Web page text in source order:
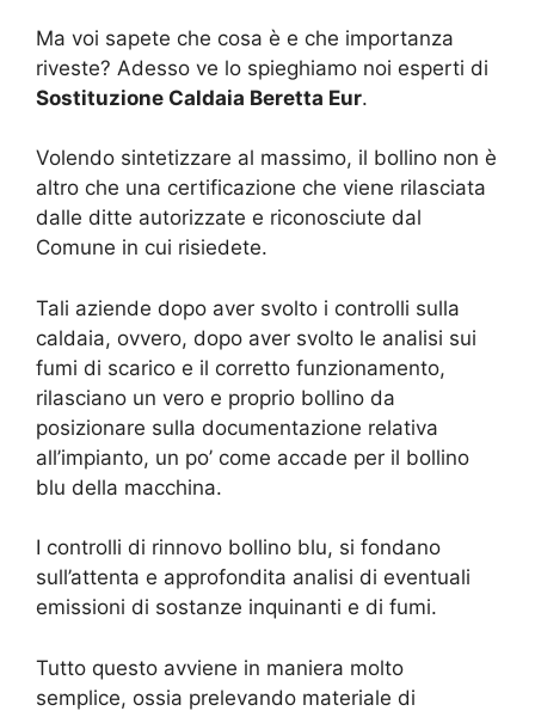
Ma voi sapete che cosa è e che importanza
riveste? Adesso ve lo spieghiamo noi esperti di
Sostituzione Caldaia Beretta Eur.
Volendo sintetizzare al massimo, il bollino non è
altro che una certificazione che viene rilasciata
dalle ditte autorizzate e riconosciute dal
Comune in cui risiedete.
Tali aziende dopo aver svolto i controlli sulla
caldaia, ovvero, dopo aver svolto le analisi sui
fumi di scarico e il corretto funzionamento,
rilasciano un vero e proprio bollino da
posizionare sulla documentazione relativa
all’impianto, un po’ come accade per il bollino
blu della macchina.
I controlli di rinnovo bollino blu, si fondano
sull’attenta e approfondita analisi di eventuali
emissioni di sostanze inquinanti e di fumi.
Tutto questo avviene in maniera molto
semplice, ossia prelevando materiale di